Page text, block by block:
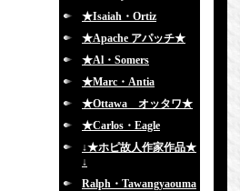
★Isaiah・Ortiz
★Apache アパッチ★
★Al・Somers
★Marc・Antia
★Ottawa オッタワ★
★Carlos・Eagle
↓★ホピ故人作家作品★
↓
Ralph・Tawangyaouma